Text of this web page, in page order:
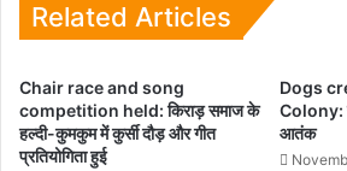
Related Articles
Chair race and song
competition held: किराड़ समाज के
हल्दी-कुमकुम में कुर्सी दौड़ और गीत
प्रतियोगिता हुई
Dogs
Colony:
आतंक